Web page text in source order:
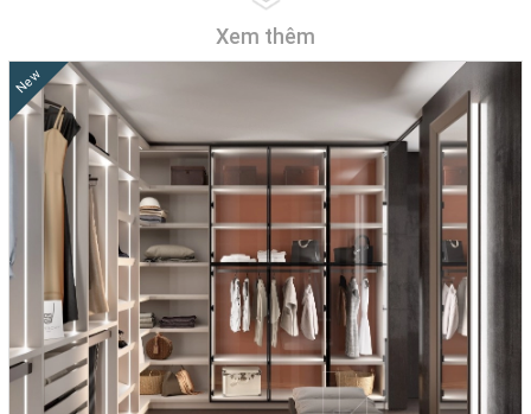
dụng của phòng. Bởi vậy nên nó được ưu tiên ứng dụng nhiều trong
các căn hộ không gian hẹp như nhà chung cư, nhà thiết kế phong
cách hiện đại,…
Hiện nay, chất liệu sử dụng trong sản xuất tủ quần áo khá đa dạng,
tuy nhiên phổ biến nhất vẫn là ván gỗ ép. Các mẫu tủ âm tường có
rất nhiều chủng loại để chúng ta lựa chọn. Nhưng lý tưởng nhất là
chúng ta nên đặt hàng thiết kế để đảm bảo sự vừa vặn tương thích
nhất cho không gian sử dụng của gia đình.
Xem thêm
New